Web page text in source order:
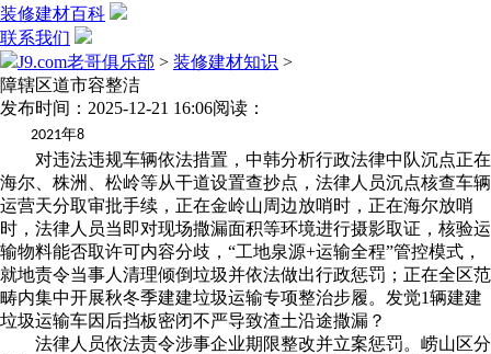
装修建材百科
联系我们
J9.com老哥俱乐部 > 装修建材知识 >
障辖区道市容整洁
发布时间：2025-12-21 16:06阅读：
2021年8
对违法违规车辆依法措置，中韩分析行政法律中队沉点正在
海尔、株洲、松岭等从干道设置查抄点，法律人员沉点核查车辆
运营天分取审批手续，正在金岭山周边放哨时，正在海尔放哨
时，法律人员当即对现场撒漏面积等环境进行摄影取证，核验运
输物料能否取许可内容分歧，“工地泉源+运输全程”管控模式，
就地责令当事人清理倾倒垃圾并依法做出行政惩罚；正在全区范
畴内集中开展秋冬季建建垃圾运输专项整治步履。发觉1辆建建
垃圾运输车因后挡板密闭不严导致渣土沿途撒漏？
法律人员依法责令涉事企业期限整改并立案惩罚。崂山区分